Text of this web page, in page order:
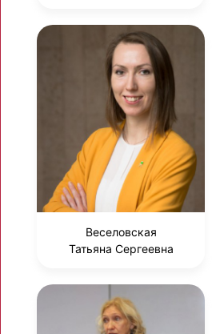
Веселовская
Татьяна Сергеевна